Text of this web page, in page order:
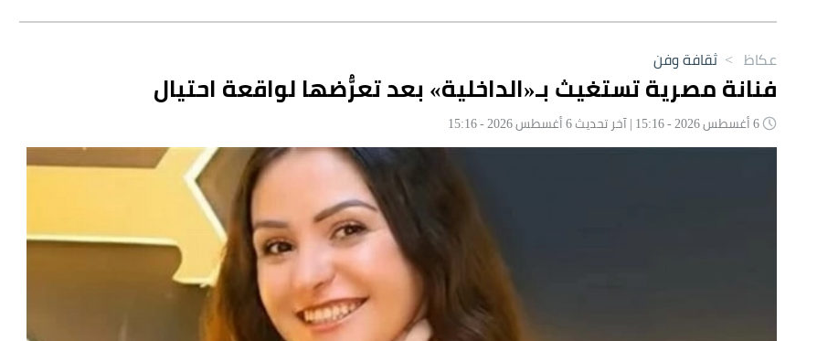
عكاظ > ثقافة وفن
فنانة مصرية تستغيث بـ«الداخلية» بعد تعرُّضها لواقعة احتيال